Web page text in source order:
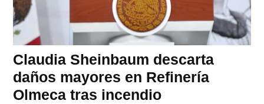
Claudia Sheinbaum descarta
daños mayores en Refinería
Olmeca tras incendio